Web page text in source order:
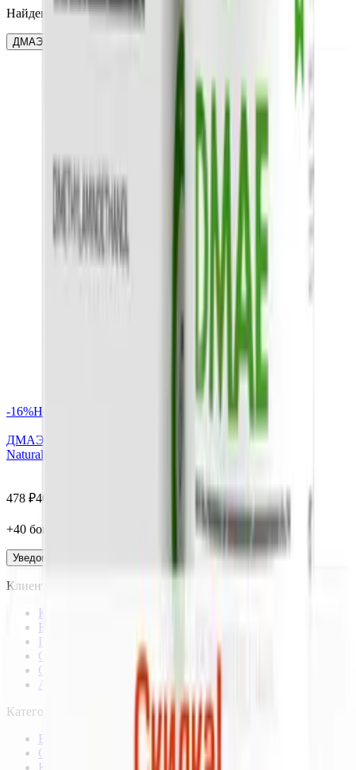
Найдено:1
ДМАЭ (Диметиламиноэтанол)
-16%Нет в наличии
ДМАЭ (Диметиламиноэтанол) DMAE капсулы, 60 шт.
NaturalSupp
478 ₽402
+40 бонус
Уведомить
Клиентам
Каталог
Бренды
Подбор по веществам
Оплата заказов
Способы доставки
Акции
Категории
Витамины и минералы
Омега-3
Коллаген